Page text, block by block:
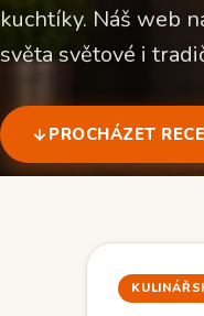
kuchtíky. Náš web
světa světové i
PROCHÁZET